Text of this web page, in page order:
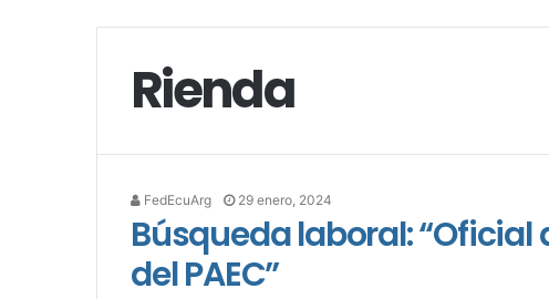
Rienda
FedEcuArg 29 enero, 2024
Búsqueda laboral: “Oficial
del PAEC”